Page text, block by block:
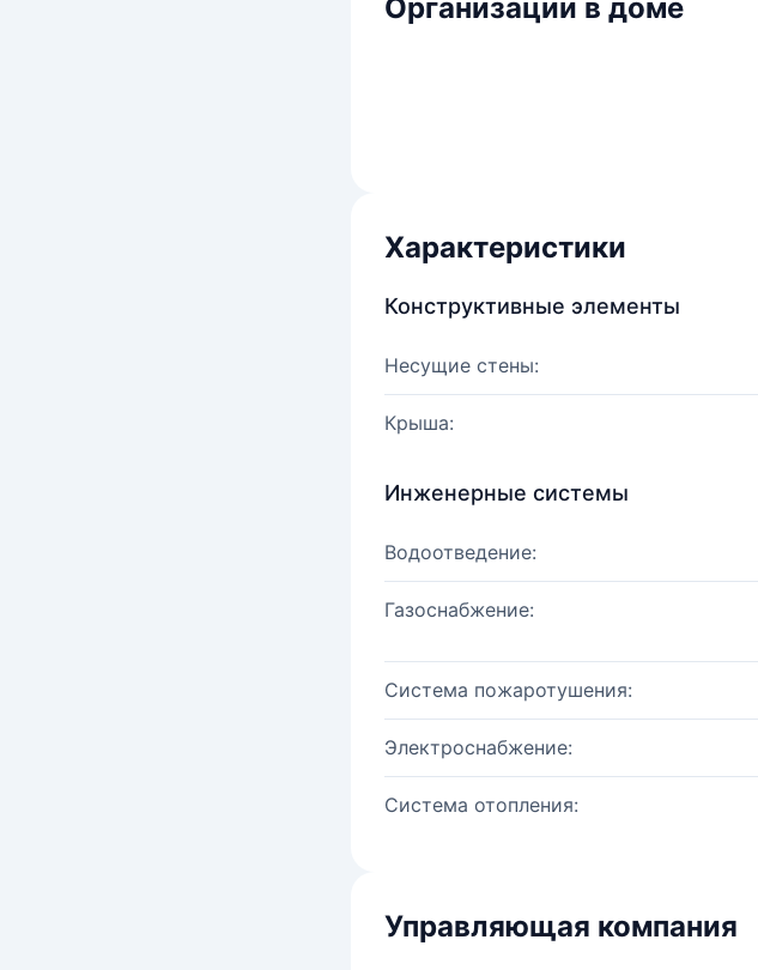
Организации в доме
Характеристики
Конструктивные элементы
Несущие стены:
Крыша:
Инженерные системы
Водоотведение:
Газоснабжение:
Система пожаротушения:
Электроснабжение:
Система отопления:
Управляющая компания